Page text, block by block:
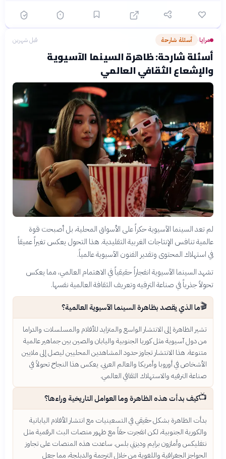
مرايا› أسئلة شارحة قبل شهرين
أسئلة شارحة: ظاهرة السينما الآسيوية
والإشعاع الثقافي العالمي
لم تعد السينما الآسيوية حكراً على الأسواق المحلية، بل أصبحت قوة
عالمية تنافس الإنتاجات الغربية التقليدية. هذا التحول يعكس تغيراً عميقاً
في استهلاك المحتوى وتقدير الفنون الآسيوية عالمياً.
تشهد السينما الآسيوية انفجاراً حقيقياً في الاهتمام العالمي، مما يعكس
تحولاً جذرياً في صناعة الترفيه وتعريف الثقافة العالمية نفسها.
🎬ما الذي يقصد بظاهرة السينما الآسيوية العالمية؟
تشير الظاهرة إلى الانتشار الواسع والمتزايد للأفلام والمسلسلات والدراما
من دول آسيوية مثل كوريا الجنوبية واليابان والصين بين جماهير عالمية
متنوعة. هذا الانتشار تجاوز حدود المشاهدين المحليين ليصل إلى ملايين
الأشخاص في أوروبا وأمريكا والعالم العربي. يعكس هذا النجاح تحولاً في
صناعة الترفيه والاستهلاك الثقافي العالمي.
📺كيف بدأت هذه الظاهرة وما العوامل التاريخية وراءها؟
بدأت الظاهرة بشكل حقيقي في التسعينيات مع انتشار الأفلام اليابانية
والكورية الجنوبية، لكن انفجرت حقاً مع ظهور منصات البث الرقمية مثل
نتفليكس وأمازون برايم وديزني بلس. ساعدت هذه المنصات على تجاوز
الحواجز الجغرافية واللغوية من خلال الترجمة والدبلجة، مما جعل